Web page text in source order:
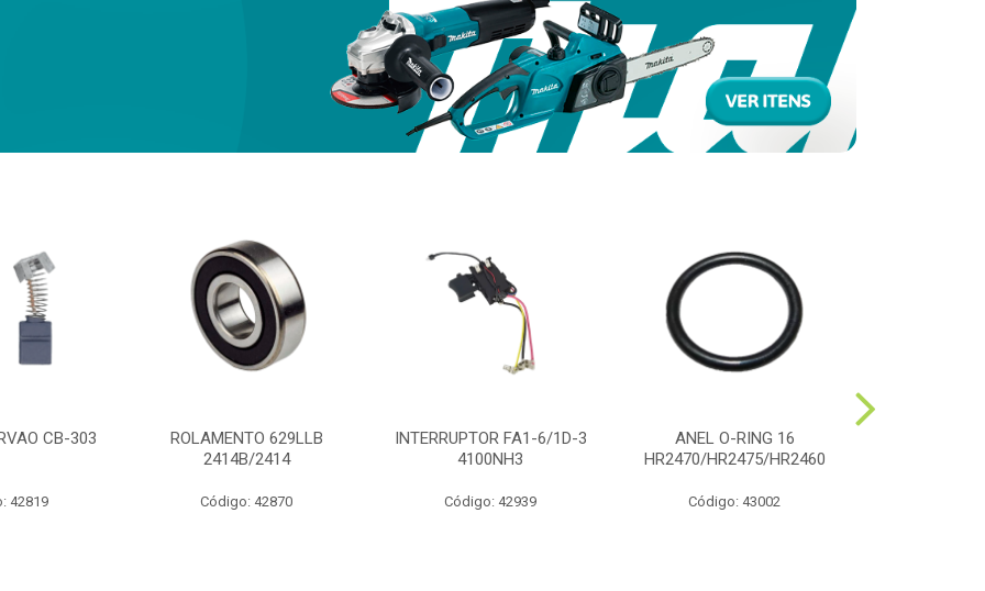
CB-303
42819
ROLAMENTO 629LLB
2414B/2414
Código: 42870
INTERRUPTOR FA1-6/1D-3
4100NH3
Código: 42939
ANEL O-RING 16
HR2470/HR2475/HR2460
Código: 43002